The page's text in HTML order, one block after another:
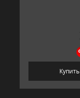
Купить